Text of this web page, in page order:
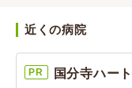
近くの病院
PR 国分寺ハー